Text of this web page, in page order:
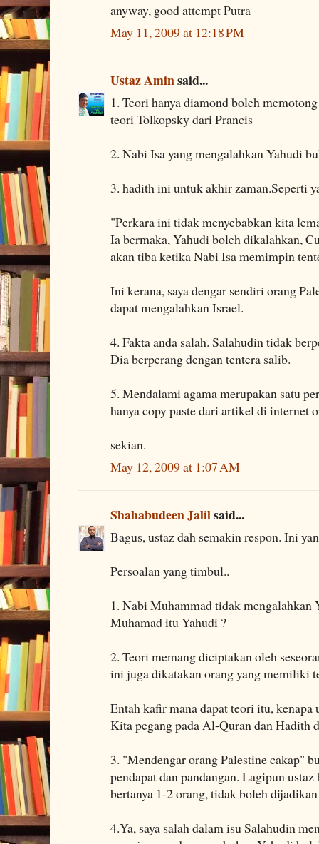
anyway, good attempt Putra
May 11, 2009 at 12:18 PM
Ustaz Aminsaid...
1. Teori hanya diamond boleh
teori Tolkopsky dari Prancis
2. Nabi Isa yang mengalahkan Yahudi
3. hadith ini untuk akhir zaman.Seperti
"Perkara ini tidak menyebabkan kita
Ia bermaka, Yahudi boleh dikalahkan,
akan tiba ketika Nabi Isa memimpin
Ini kerana, saya dengar sendiri orang
dapat mengalahkan Israel.
4. Fakta anda salah. Salahudin tidak
Dia berperang dengan tentera salib.
5. Mendalami agama merupakan satu
hanya copy paste dari artikel di internet
sekian.
May 12, 2009 at 1:07 AM
Shahabudeen Jalilsaid...
Bagus, ustaz dah semakin respon. Ini
Persoalan yang timbul..
1. Nabi Muhammad tidak mengalahkan
Muhamad itu Yahudi ?
2. Teori memang diciptakan oleh
ini juga dikatakan orang yang memiliki
Entah kafir mana dapat teori itu,
Kita pegang pada Al-Quran dan Hadith
3. "Mendengar orang Palestine cakap"
pendapat dan pandangan. Lagipun
bertanya 1-2 orang, tidak boleh
4.Ya, saya salah dalam isu Salahudin